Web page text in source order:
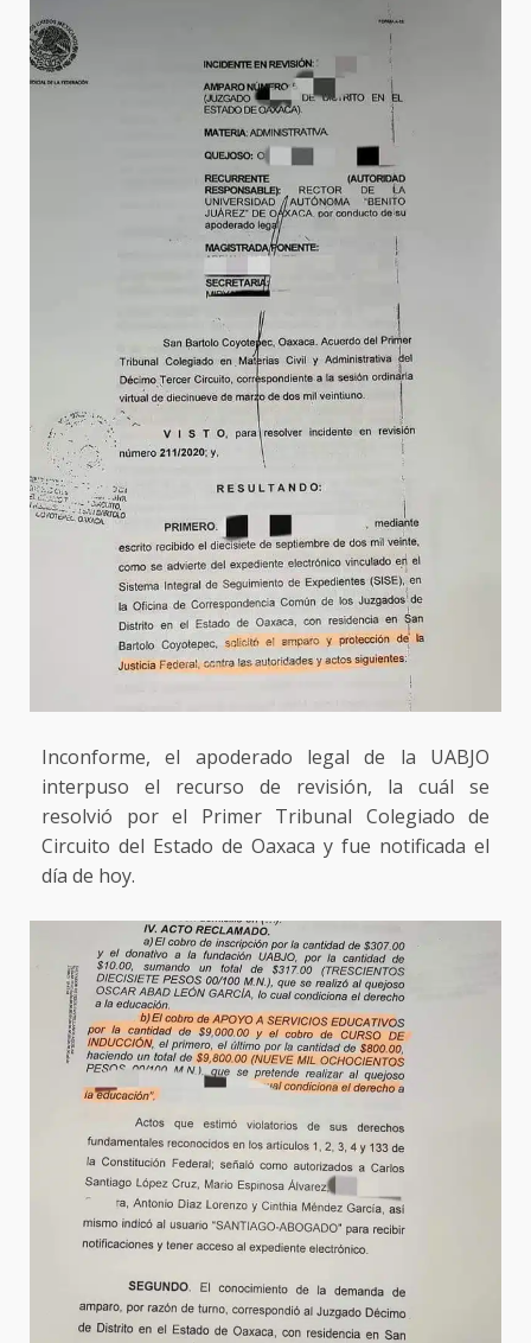
Inconforme, el apoderado legal de la UABJO
interpuso el recurso de revisión, la cuál se
resolvió por el Primer Tribunal Colegiado de
Circuito del Estado de Oaxaca y fue notificada el
día de hoy.